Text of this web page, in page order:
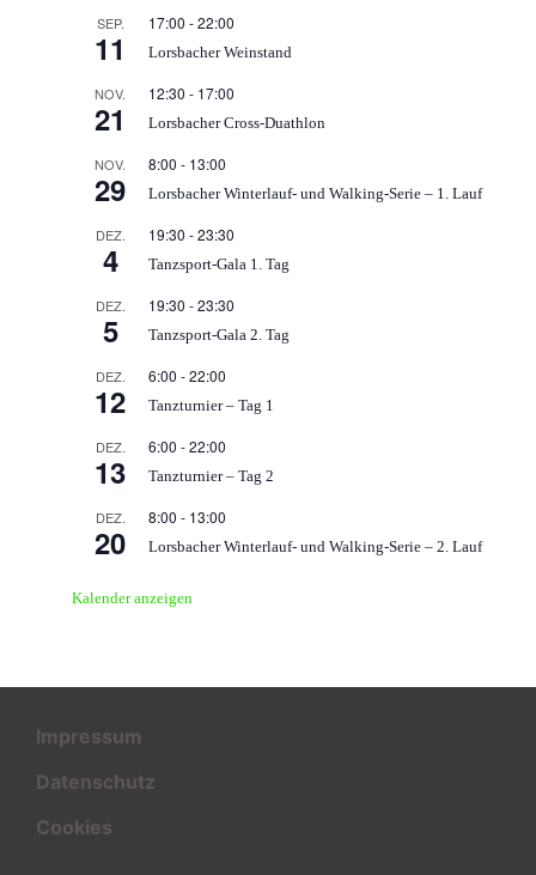
SEP.
11
17:00 -22:00
Lorsbacher Weinstand
NOV.
21
12:30 - 17:00
Lorsbacher Cross-Duathlon
NOV.
29
8:00 - 13:00
Lorsbacher Winterlauf- und Walking-Serie – 1. Lauf
DEZ.
4
19:30 -23:30
Tanzsport-Gala 1. Tag
DEZ.
5
19:30 -23:30
Tanzsport-Gala 2. Tag
DEZ.
12
6:00 -22:00
Tanzturnier – Tag 1
DEZ.
13
6:00 -22:00
Tanzturnier – Tag 2
DEZ.
20
8:00 - 13:00
Lorsbacher Winterlauf- und Walking-Serie – 2. Lauf
Kalender anzeigen
Impressum
Datenschutz
Cookies